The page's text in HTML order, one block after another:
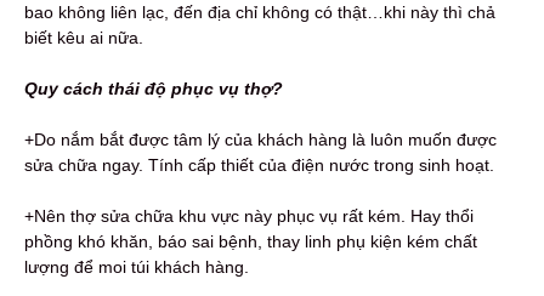
bao không liên lạc, đến địa chỉ không có thật…khi này thì chả
biết kêu ai nữa.
Quy cách thái độ phục vụ thợ?
+Do nắm bắt được tâm lý của khách hàng là luôn muốn được
sửa chữa ngay. Tính cấp thiết của điện nước trong sinh hoạt.
+Nên thợ sửa chữa khu vực này phục vụ rất kém. Hay thổi
phồng khó khăn, báo sai bệnh, thay linh phụ kiện kém chất
lượng để moi túi khách hàng.